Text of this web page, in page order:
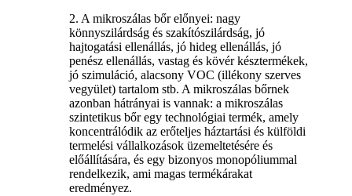
2. A mikroszálas bőr előnyei: nagy
könnyszilárdság és szakítószilárdság, jó
hajtogatási ellenállás, jó hideg ellenállás, jó
penész ellenállás, vastag és kövér késztermékek,
jó szimuláció, alacsony VOC (illékony szerves
vegyület) tartalom stb. A mikroszálas bőrnek
azonban hátrányai is vannak: a mikroszálas
szintetikus bőr egy technológiai termék, amely
koncentrálódik az erőteljes háztartási és külföldi
termelési vállalkozások üzemeltetésére és
előállítására, és egy bizonyos monopóliummal
rendelkezik, ami magas termékárakat
eredményez.